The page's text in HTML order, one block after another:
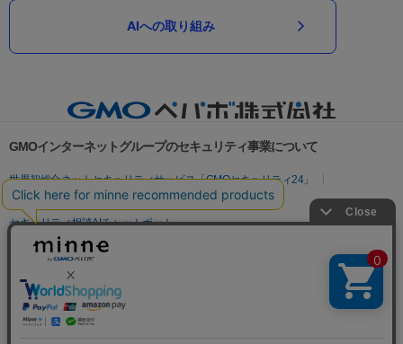
AIへの取り組み
GMOインターネットグループのセキュリティ事業について
世界初総合ネットセキュリティサービス「GMOセキュリティ24」
パスワード漏洩診断
Webサイトリスク診断
セキュリティ相談AIチャットボット
実在証明・盗聴対策
サイバー攻撃対策（GMO Flatt Security）
セキュリティ事業の軌跡